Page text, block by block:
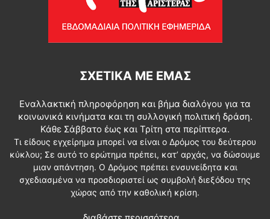
ΣΧΕΤΙΚΆ ΜΕ ΕΜΆΣ
Εναλλακτική πληροφόρηση και βήμα διαλόγου για τα
κοινωνικά κινήματα και τη συλλογική πολιτική δράση.
Κάθε Σάββατο έως και Τρίτη στα περίπτερα.
Τι είδους εγχείρημα μπορεί να είναι ο Δρόμος του δεύτερου
κύκλου; Σε αυτό το ερώτημα πρέπει, κατ’ αρχάς, να δώσουμε
μιαν απάντηση. Ο Δρόμος πρέπει ενσυνείδητα και
σχεδιασμένα να προσδιοριστεί ως συμβολή διεξόδου της
χώρας από την καθολική κρίση.